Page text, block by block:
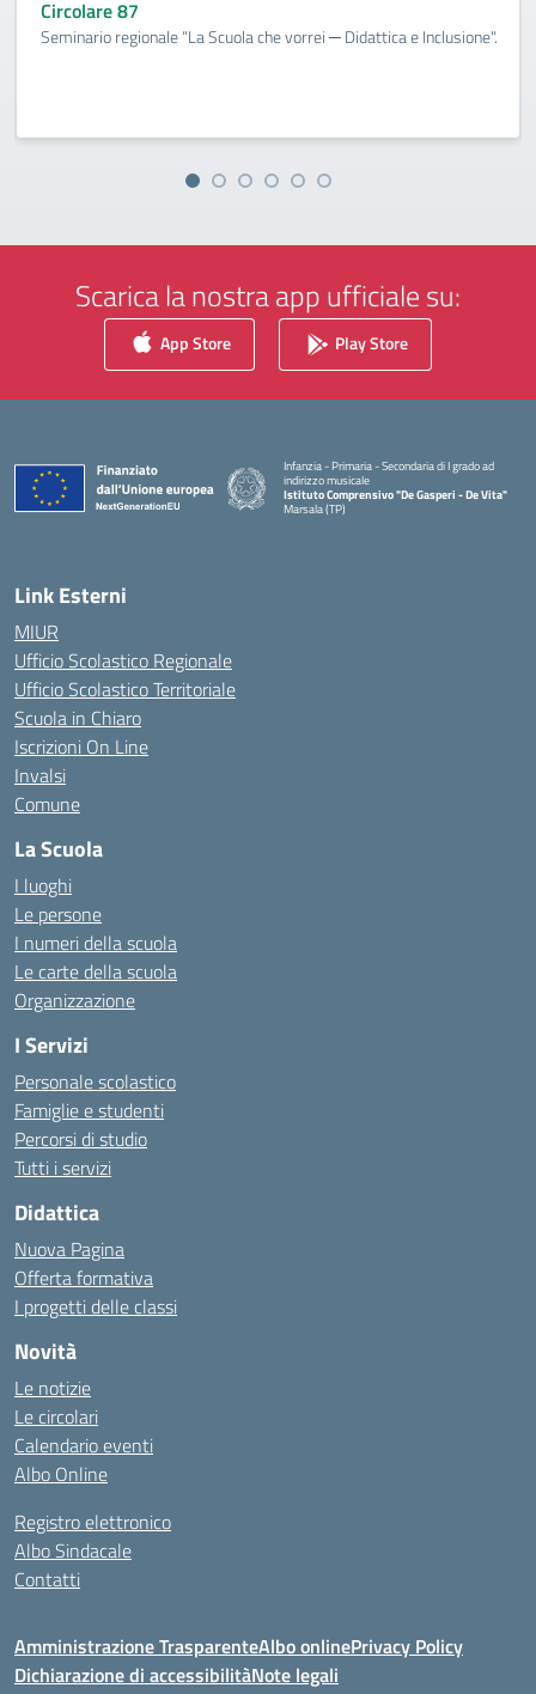
Circolare 87
Seminario regionale “La Scuola che vorrei ─ Didattica e Inclusione".
Scarica la nostra app ufficiale su:
App Store Play Store
Infanzia - Primaria - Secondaria di I grado ad
indirizzo musicale
Istituto Comprensivo "De Gasperi - De Vita"
Marsala (TP)
Link Esterni
MIUR
Ufficio Scolastico Regionale
Ufficio Scolastico Territoriale
Scuola in Chiaro
Iscrizioni On Line
Invalsi
Comune
La Scuola
I luoghi
Le persone
I numeri della scuola
Le carte della scuola
Organizzazione
I Servizi
Personale scolastico
Famiglie e studenti
Percorsi di studio
Tutti i servizi
Didattica
Nuova Pagina
Offerta formativa
I progetti delle classi
Novità
Le notizie
Le circolari
Calendario eventi
Albo Online
Registro elettronico
Albo Sindacale
Contatti
Amministrazione TrasparenteAlbo onlinePrivacy Policy
Dichiarazione di accessibilitàNote legali